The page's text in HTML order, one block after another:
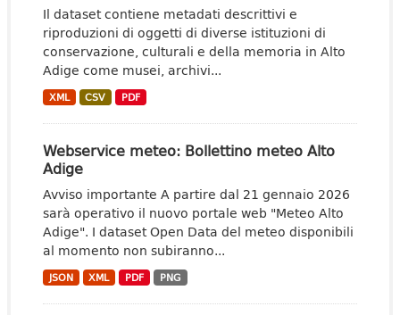
Il dataset contiene metadati descrittivi e
riproduzioni di oggetti di diverse istituzioni di
conservazione, culturali e della memoria in Alto
Adige come musei, archivi...
XML CSV PDF
Webservice meteo: Bollettino meteo Alto
Adige
Avviso importante A partire dal 21 gennaio 2026
sarà operativo il nuovo portale web "Meteo Alto
Adige". I dataset Open Data del meteo disponibili
al momento non subiranno...
JSON XML PDF PNG